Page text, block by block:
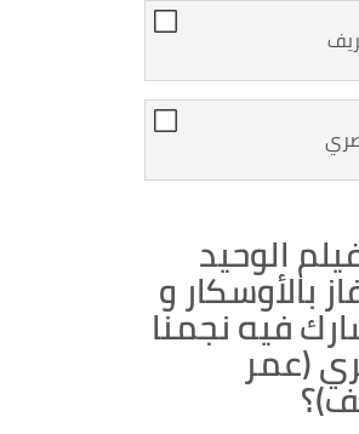
الوحيد
بالأوسكار و
فيه نجمنا
(عمر